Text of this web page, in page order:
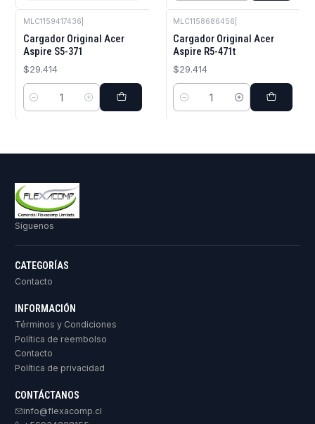
MLC1159417436
Cargador Original Acer
Aspire S5-371
$29.414
Cantidad
MLC1158686456
Cargador Original Acer
Aspire R5-471t
$29.414
Cantidad
Síguenos
CATEGORÍAS
Contacto
INFORMACIÓN
Términos y Condiciones
Política de reembolso
Contacto
Política de privacidad
CONTÁCTANOS
info@flexacomp.cl